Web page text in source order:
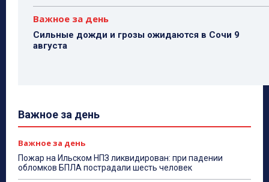
Важное за день
Сильные дожди и грозы ожидаются в Сочи 9
августа
Важное за день
Важное за день
Пожар на Ильском НПЗ ликвидирован: при падении
обломков БПЛА пострадали шесть человек